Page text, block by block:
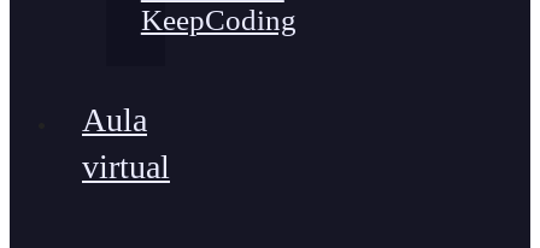
KeepCoding
Aula
virtual